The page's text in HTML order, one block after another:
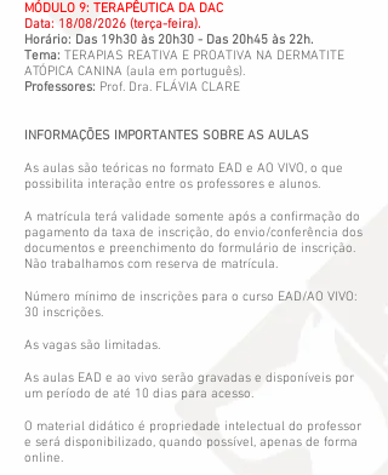
MÓDULO 9: TERAPÊUTICA DA DAC
Data: 18/08/2026 (terça-feira).
Horário: Das 19h30 às 20h30 - Das 20h45 às 22h.
Tema: TERAPIAS REATIVA E PROATIVA NA DERMATITE
ATÓPICA CANINA (aula em português).
Professores: Prof. Dra. FLÁVIA CLARE
INFORMAÇÕES IMPORTANTES SOBRE AS AULAS
As aulas são teóricas no formato EAD e AO VIVO, o que
possibilita interação entre os professores e alunos.
A matrícula terá validade somente após a confirmação do
pagamento da taxa de inscrição, do envio/conferência dos
documentos e preenchimento do formulário de inscrição.
Não trabalhamos com reserva de matrícula.
Número mínimo de inscrições para o curso EAD/AO VIVO:
30 inscrições.
As vagas são limitadas.
As aulas EAD e ao vivo serão gravadas e disponíveis por
um período de até 10 dias para acesso.
O material didático é propriedade intelectual do professor
e será disponibilizado, quando possível, apenas de forma
online.